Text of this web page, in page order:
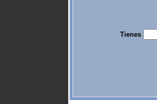
Tienes